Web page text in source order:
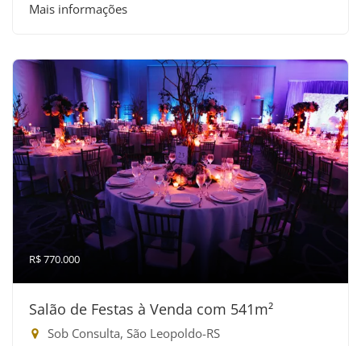
Mais informações
R$ 770.000
Salão de Festas à Venda com 541m²
Sob Consulta, São Leopoldo-RS